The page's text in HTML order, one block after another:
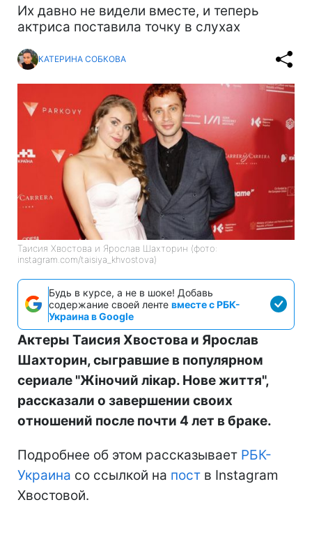
Их давно не видели вместе, и теперь
актриса поставила точку в слухах
КАТЕРИНА СОБКОВА
Таисия Хвостова и Ярослав Шахторин (фото:
instagram.com/taisiya_khvostova)
Будь в курсе, а не в шоке! Добавь
содержание своей ленте вместе с РБК-
Украина в Google
Актеры Таисия Хвостова и Ярослав
Шахторин, сыгравшие в популярном
сериале "Жіночий лікар. Нове життя",
рассказали о завершении своих
отношений после почти 4 лет в браке.
Подробнее об этом рассказывает РБК-
Украина со ссылкой на пост в Instagram
Хвостовой.